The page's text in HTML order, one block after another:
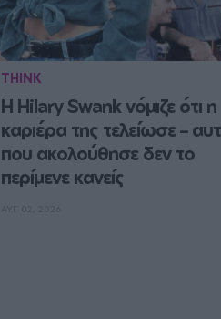
THINK
Η Hilary Swank νόμιζε ότι η
καριέρα της τελείωσε –
που ακολούθησε δεν το
περίμενε κανείς